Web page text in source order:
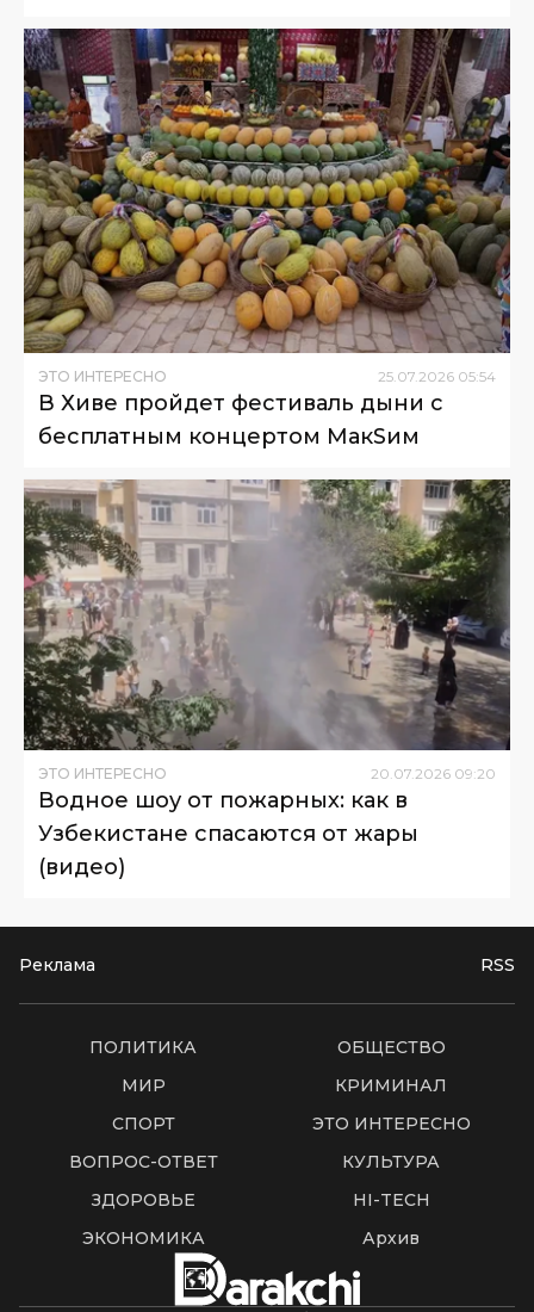
ЭТО ИНТЕРЕСНО 25 07 2026 05:54
В Хиве пройдет фестиваль дыни с
бесплатным концертом МакSим
ЭТО ИНТЕРЕСНО 20.07.2026 09:20
Водное шоу от пожарных: как в
Узбекистане спасаются от жары
(видео)
Реклама RSS
ПОЛИТИКА
ОБЩЕСТВО
МИР
КРИМИНАЛ
СПОРТ
ЭТО ИНТЕРЕСНО
ВОПРОС-ОТВЕТ
КУЛЬТУРА
ЗДОРОВЬЕ
HI-TECH
ЭКОНОМИКА
Архив